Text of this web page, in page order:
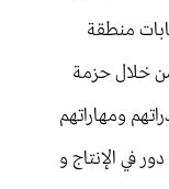
منطقة
خلال حزمة
ومهاراتهم
في الإنتاج و